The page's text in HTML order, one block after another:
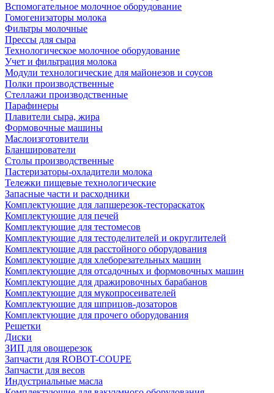
Вспомогательное молочное оборудование
Гомогенизаторы молока
Фильтры молочные
Прессы для сыра
Технологическое молочное оборудование
Учет и фильтрация молока
Модули технологические для майонезов и соусов
Полки производственные
Стеллажи производственные
Парафинеры
Плавители сыра, жира
Формовочные машины
Маслоизготовители
Бланширователи
Столы производственные
Пастеризаторы-охладители молока
Тележки пищевые технологические
Запасные части и расходники
Комплектующие для лапшерезок-тестораскаток
Комплектующие для печей
Комплектующие для тестомесов
Комплектующие для тестоделителей и округлителей
Комплектующие для расстойного оборудования
Комплектующие для хлеборезательных машин
Комплектующие для отсадочных и формовочных машин
Комплектующие для дражировочных барабанов
Комплектующие для мукопросеивателей
Комплектующие для шприцов-дозаторов
Комплектующие для прочего оборудования
Решетки
Диски
ЗИП для овощерезок
Запчасти для ROBOT-COUPE
Запчасти для весов
Индустриальные масла